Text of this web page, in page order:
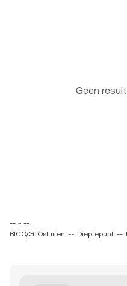
Geen
-- ~ --
BICO/GTQsluiten: -- Dieptepunt: --